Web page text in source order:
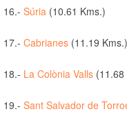
16.- Súria (10.61 Kms.)
17.- Cabrianes (11.19 Kms.)
18.- La Colònia Valls (11.68
19.- Sant Salvador de